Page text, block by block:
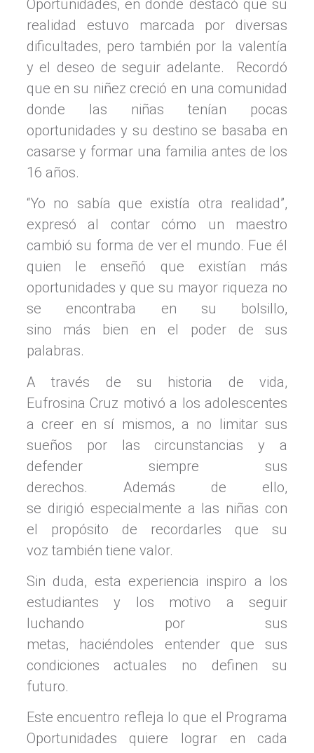
Oportunidades, en donde destacó que su
realidad estuvo marcada por diversas
dificultades, pero también por la valentía
y el deseo de seguir adelante. Recordó
que en su niñez creció en una comunidad
donde las niñas tenían pocas
oportunidades y su destino se basaba en
casarse y formar una familia antes de los
16 años.
“Yo no sabía que existía otra realidad”,
expresó al contar cómo un maestro
cambió su forma de ver el mundo. Fue él
quien le enseñó que existían más
oportunidades y que su mayor riqueza no
se encontraba en su bolsillo,
sino más bien en el poder de sus
palabras.
A través de su historia de vida,
Eufrosina Cruz motivó a los adolescentes
a creer en sí mismos, a no limitar sus
sueños por las circunstancias y a
defender siempre sus
derechos. Además de ello,
se dirigió especialmente a las niñas con
el propósito de recordarles que su
voz también tiene valor.
Sin duda, esta experiencia inspiro a los
estudiantes y los motivo a seguir
luchando por sus
metas, haciéndoles entender que sus
condiciones actuales no definen su
futuro.
Este encuentro refleja lo que el Programa
Oportunidades quiere lograr en cada